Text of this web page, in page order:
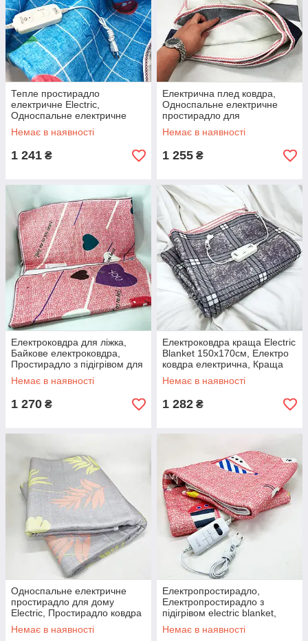
Тепле простирадло
електричне Electric,
Односпальне електричне
простирадло для пенсіонерів
RF-81
Немає в наявності
1 241 ₴
Електрична плед ковдра,
Односпальне електричне
простирадло для
пенсіонерів, Покривало з
підігрівом CL-95
Немає в наявності
1 255 ₴
Електроковдра для ліжка,
Байкове електроковдра,
Простирадло з підігрівом для
зимового сну PB-88
Немає в наявності
1 270 ₴
Електроковдра краща Electric
Blanket 150х170см, Електро
ковдра електрична, Краща
електрична ковдра SL-56
Немає в наявності
1 282 ₴
Односпальне електричне
простирадло для дому
Electric, Простирадло ковдра
з регулятором температури
BZ-64
Немає в наявності
Електропростирадло,
Електропростирадло з
підігрівом electric blanket,
Електрична ковдра-плед BL-
84
Немає в наявності